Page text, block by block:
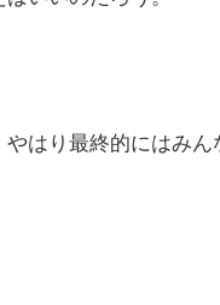
はり最終的にはみん